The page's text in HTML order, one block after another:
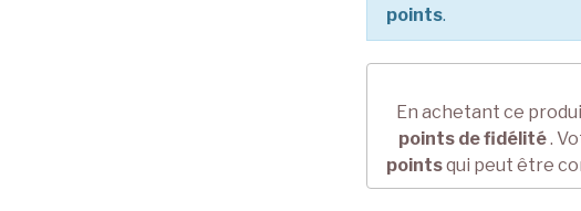
points.
En achetant ce
points de fidélité.
pointsqui peut être